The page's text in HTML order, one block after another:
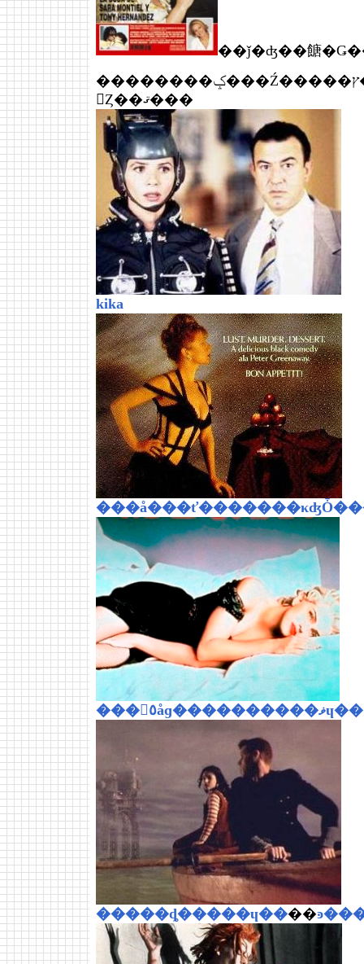
��ǰ�ʤ��餹
��������ݤ���Ź�����ץ�ǰ�ˡ����������������ô�������ǲ�򤴾Ҳ
𤷤Ȥ��ޤ���
kika
���󡦥٥åɡ����������ޥɥ��
�����ȡ�����ɥ����